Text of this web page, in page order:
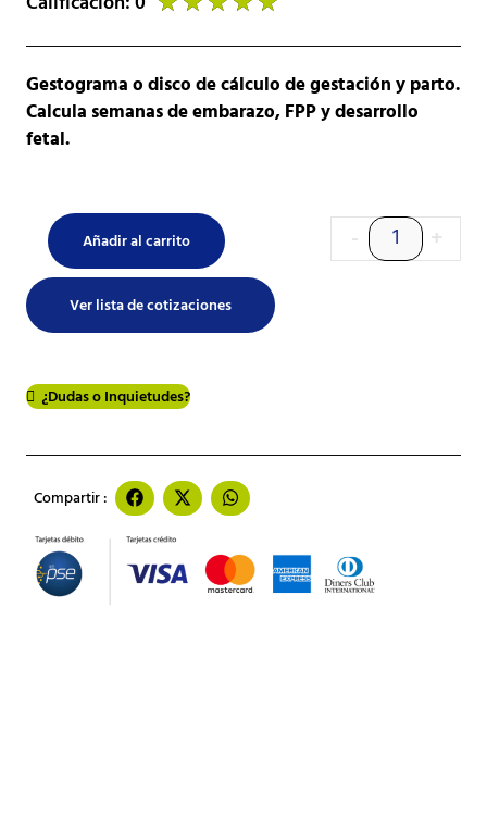
Gestograma o disco de cálculo de gestación y parto.
Calcula semanas de embarazo, FPP y desarrollo
fetal.
- +
Añadir al carrito
Ver lista de cotizaciones
¿Dudas o Inquietudes?
Compartir :